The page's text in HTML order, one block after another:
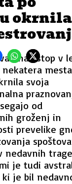
okrnila
na vstop v
nekatera
svoja
od
groženj in
prevelike
nedavnih
je tudi
ki je bil